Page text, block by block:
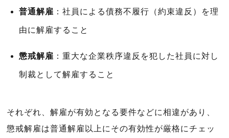
普通解雇 ：社員による債務不履行（約束違反）を理
由に解雇すること
懲戒解雇 ：重大な企業秩序違反を犯した社員に対し
制裁として解雇すること
それぞれ、解雇が有効となる要件などに相違があり、
懲戒解雇は普通解雇以上にその有効性が厳格にチェッ